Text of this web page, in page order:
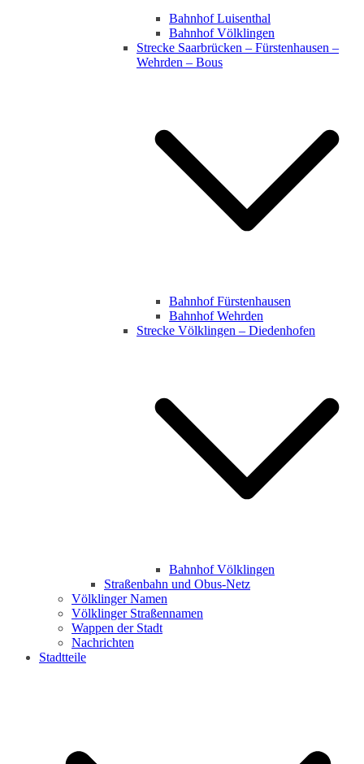
Bahnhof Luisenthal
Bahnhof Völklingen
Strecke Saarbrücken – Fürstenhausen –
Wehrden – Bous
Bahnhof Fürstenhausen
Bahnhof Wehrden
Strecke Völklingen – Diedenhofen
Bahnhof Völklingen
Straßenbahn und Obus-Netz
Völklinger Namen
Völklinger Straßennamen
Wappen der Stadt
Nachrichten
Stadtteile